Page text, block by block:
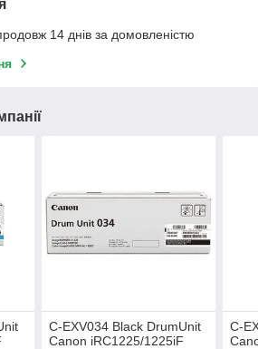
14 днів за домовленістю
C-EXV034 Black DrumUnit
Canon iRC1225/1225iF
C-